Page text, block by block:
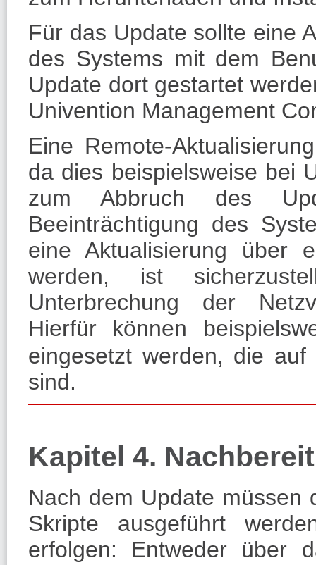
Für das Update sollte eine
des Systems mit dem
Update dort gestartet
Univention Management
Eine Remote-
da dies beispielsweise bei
zum Abbruch des
Beeinträchtigung des
eine Aktualisierung über
werden, ist
Unterbrechung der
Hierfür können
eingesetzt werden, die
sind.
Kapitel 4.
Nach dem Update müssen
Skripte ausgeführt
erfolgen: Entweder über